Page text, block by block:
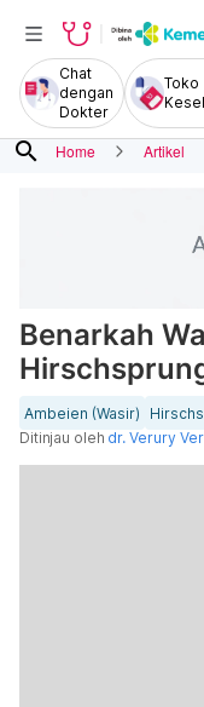
Chat
dengan
Dokter
Toko
search Home Artikel
Benarkah
Ambeien (Wasir)
Ditinjau oleh dr. Verury